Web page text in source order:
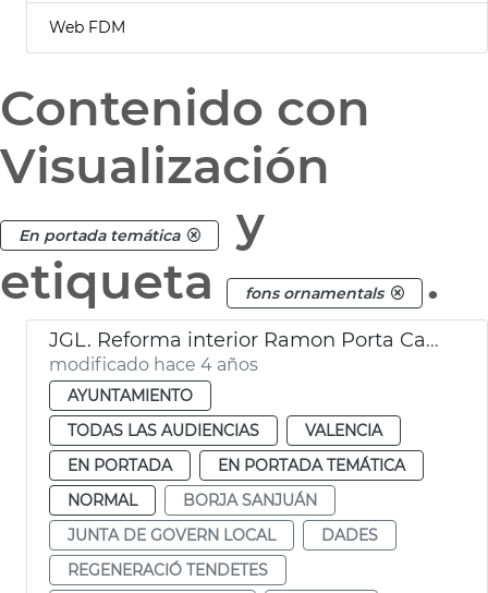
Web FDM
Contenido con
Visualización
En portada temática
y
etiqueta
fons ornamentals .
JGL. Reforma interior Ramon Porta Carrasco
modificado hace 4 años
AYUNTAMIENTO
TODAS LAS AUDIENCIAS
VALENCIA
EN PORTADA
EN PORTADA TEMÁTICA
NORMAL
BORJA SANJUÁN
JUNTA DE GOVERN LOCAL
DADES
REGENERACIÓ TENDETES